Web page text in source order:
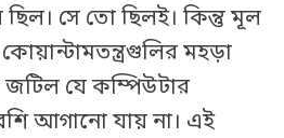
সে তো ছিলই। কিন্তু মূল
মহড়া
যে কম্পিউটার
আগানো যায় না। এই